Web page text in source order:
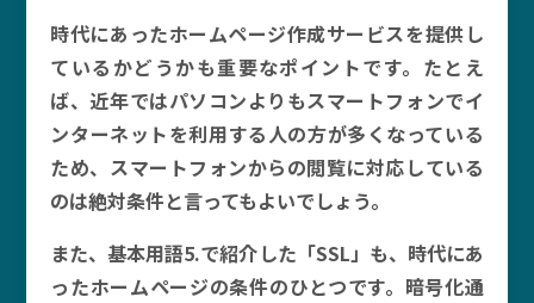
時代にあったホームページ作成サービスを提供し
ているかどうかも重要なポイントです。たとえ
ば、近年ではパソコンよりもスマートフォンでイ
ンターネットを利用する人の方が多くなっている
ため、スマートフォンからの閲覧に対応している
のは絶対条件と言ってもよいでしょう。
また、基本用語5.で紹介した「SSL」も、時代にあ
ったホームページの条件のひとつです。暗号化通